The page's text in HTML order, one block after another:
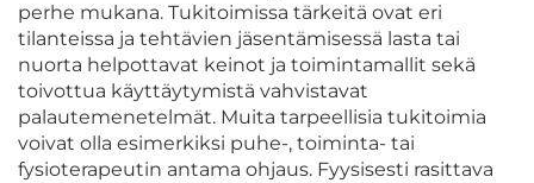
perhe mukana. Tukitoimissa tärkeitä ovat eri
tilanteissa ja tehtävien jäsentämisessä lasta tai
nuorta helpottavat keinot ja toimintamallit sekä
toivottua käyttäytymistä vahvistavat
palautemenetelmät. Muita tarpeellisia tukitoimia
voivat olla esimerkiksi puhe-, toiminta- tai
fysioterapeutin antama ohjaus. Fyysisesti rasittava